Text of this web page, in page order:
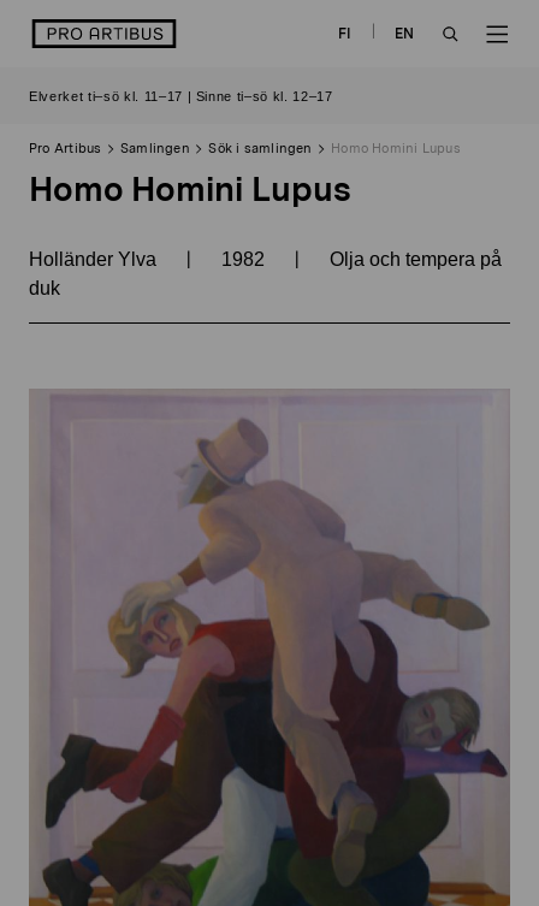
logo FI
EN
Elverket ti–sö kl. 11–17 | Sinne ti–sö kl. 12–17
Pro Artibus Samlingen Sök i samlingen Homo Homini Lupus
Homo Homini Lupus
Holländer Ylva | 1982 |
Olja och tempera på
duk